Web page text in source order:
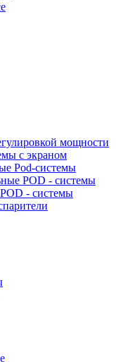
мощности
с экраном
Pod-системы
POD - системы
- системы